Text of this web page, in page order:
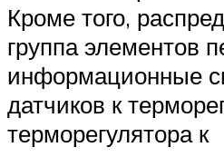
Кроме того,
группа элементов
информационные
датчиков к
терморегулятора к